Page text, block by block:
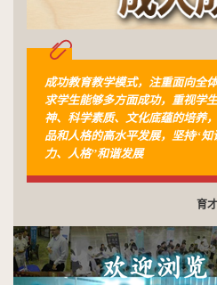
成功教育教学模式，注重面向全
求学生能够多方面成功，重视学
神、科学素质、文化底蕴的培养
品和人格的高水平发展，坚持“知
力、人格”和谐发展
育